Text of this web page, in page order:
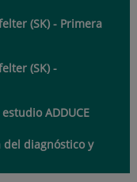
(SK) - Primera
(SK) -
ADDUCE
del diagnóstico y